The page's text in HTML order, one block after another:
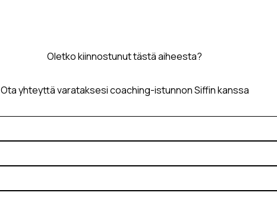
Oletko kiinnostunut tästä aiheesta?
Ota yhteyttä varataksesi coaching-istunnon Siffin kanssa